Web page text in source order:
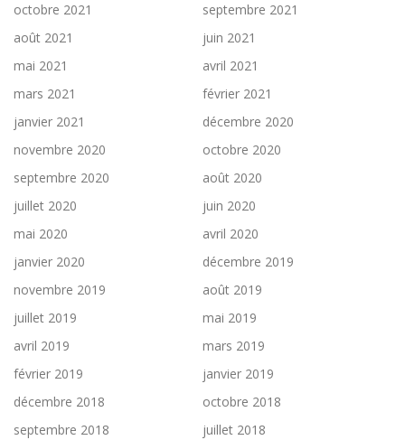
octobre 2021
septembre 2021
août 2021
juin 2021
mai 2021
avril 2021
mars 2021
février 2021
janvier 2021
décembre 2020
novembre 2020
octobre 2020
septembre 2020
août 2020
juillet 2020
juin 2020
mai 2020
avril 2020
janvier 2020
décembre 2019
novembre 2019
août 2019
juillet 2019
mai 2019
avril 2019
mars 2019
février 2019
janvier 2019
décembre 2018
octobre 2018
septembre 2018
juillet 2018